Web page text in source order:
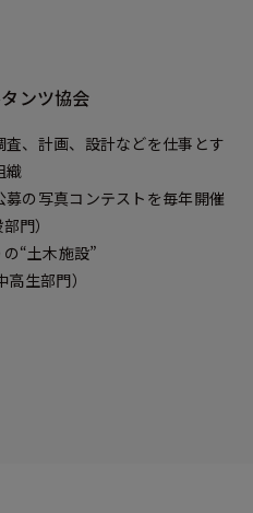
ンツ協会
査、計画、設計などを仕事とす
織
募の写真コンテストを毎年開催
門）
“土木施設”
生部門）